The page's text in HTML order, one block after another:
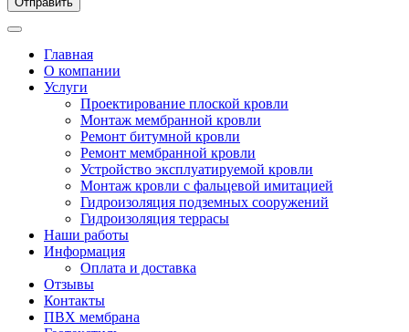
Главная
О компании
Услуги
Проектирование плоской кровли
Монтаж мембранной кровли
Ремонт битумной кровли
Ремонт мембранной кровли
Устройство эксплуатируемой кровли
Монтаж кровли с фальцевой имитацией
Гидроизоляция подземных сооружений
Гидроизоляция террасы
Наши работы
Информация
Оплата и доставка
Отзывы
Контакты
ПВХ мембрана